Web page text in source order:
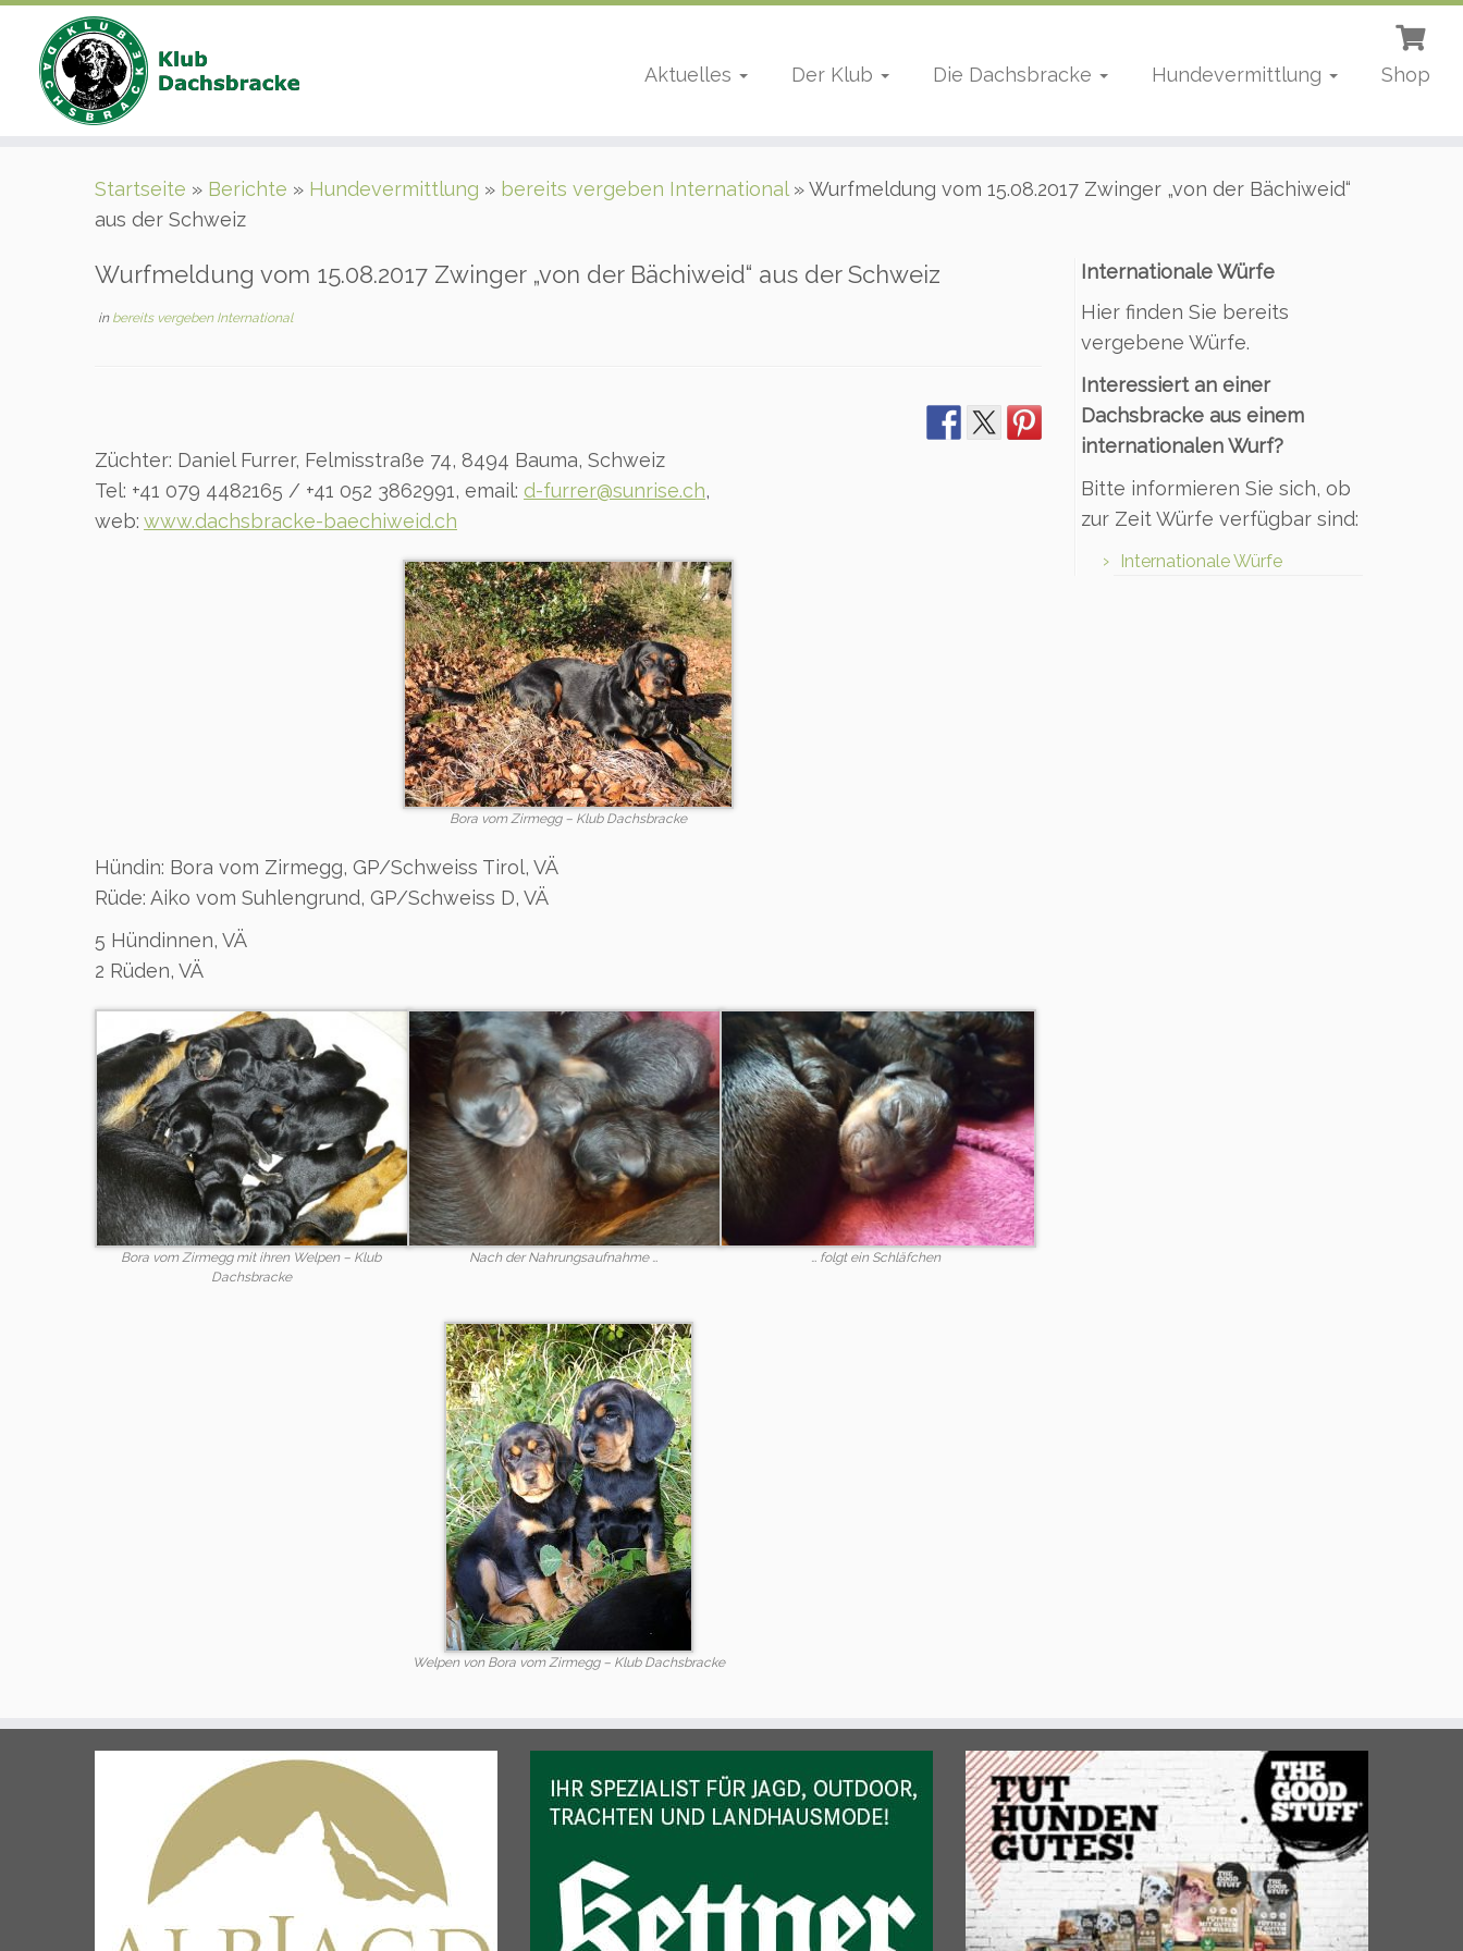
Aktuelles Der Klub Die Dachsbracke Hundevermittlung Shop
Startseite » Berichte » Hundevermittlung » bereits vergeben International »Wurfmeldung vom 15.08.2017 Zwinger „von der Bächiweid“
aus der Schweiz
Wurfmeldung vom 15.08.2017 Zwinger „von der Bächiweid“ aus der Schweiz
in bereits vergeben International
Züchter: Daniel Furrer, Felmisstraße 74, 8494 Bauma, Schweiz
Tel: +41 079 4482165 / +41 052 3862991, email: d-furrer@sunrise.ch,
web: www.dachsbracke-baechiweid.ch
Bora vom Zirmegg – Klub Dachsbracke
Hündin: Bora vom Zirmegg, GP/Schweiss Tirol, VÄ
Rüde: Aiko vom Suhlengrund, GP/Schweiss D, VÄ
5 Hündinnen, VÄ
2 Rüden, VÄ
Bora vom Zirmegg mit ihren Welpen – Klub
Dachsbracke
Nach der Nahrungsaufnahme … … folgt ein Schläfchen
Welpen von Bora vom Zirmegg – Klub Dachsbracke
Internationale Würfe
Hier finden Sie bereits
vergebene Würfe.
Interessiert an einer
Dachsbracke aus einem
internationalen Wurf?
Bitte informieren Sie sich, ob
zur Zeit Würfe verfügbar sind:
Internationale Würfe